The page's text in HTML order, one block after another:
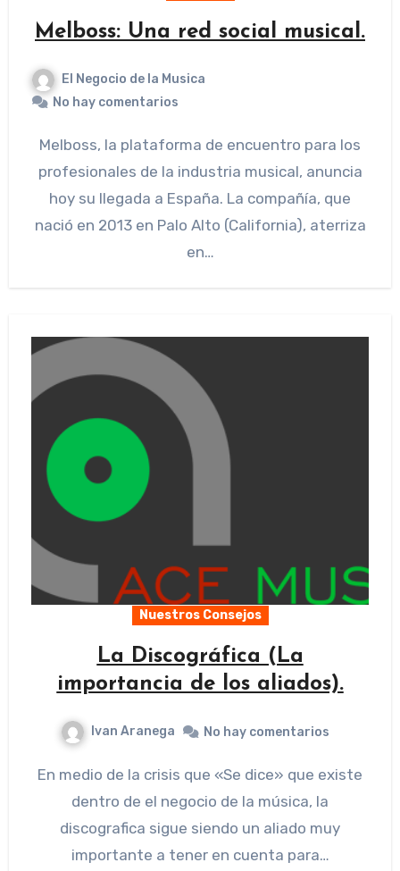
Melboss: Una red social musical.
El Negocio de la Musica
No hay comentarios
Melboss, la plataforma de encuentro para los
profesionales de la industria musical, anuncia
hoy su llegada a España. La compañía, que
nació en 2013 en Palo Alto (California), aterriza
en…
Nuestros Consejos
La Discográfica (La
importancia de los aliados).
Ivan Aranega No hay comentarios
En medio de la crisis que «Se dice» que existe
dentro de el negocio de la música, la
discografica sigue siendo un aliado muy
importante a tener en cuenta para…